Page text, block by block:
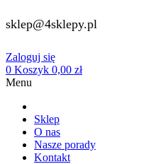
sklep@4sklepy.pl
Zaloguj się
0 Koszyk 0,00 zł
Menu
Sklep
O nas
Nasze porady
Kontakt